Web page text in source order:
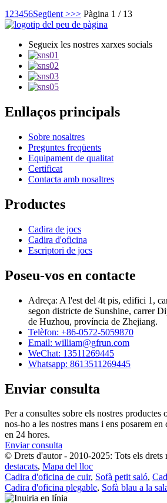
1 23456Següent >>> Pàgina 1 / 13
Segueix les nostres xarxes socials
Enllaços principals
Sobre nosaltres
Preguntes freqüents
Equipament de qualitat
Certificat
Contacta amb nosaltres
Productes
Cadira de jocs
Cadira d'oficina
Escriptori de jocs
Poseu-vos en contacte
Adreça: A l'est del 4t pis, edifici 1,
segon districte de Sunshine, carrer
de Huzhou, província de Zhejiang.
Telèfon: +86-0572-5059870
Email: william@gfrun.com
WeChat: 13511269445
Whatsapp: 8613511269445
Enviar consulta
Per a consultes sobre els nostres productes
nos-ho a les nostres mans i ens posarem
en 24 hores.
Enviar consulta
© Drets d'autor - 2010-2025: Tots els drets
destacats, Mapa del lloc
Cadira d'oficina de cuir, Sofà petit saló,
Cadira d'oficina plegable, Sofà blau a la